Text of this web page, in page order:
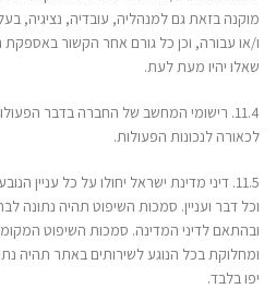
מוקנה בזאת גם למנהליה, עובדיה, נציגיה,
ו/או עבורה, וכן כל גורם אחר הקשור באספקת
שאלו יהיו מעת לעת.
11.4. רישומי המחשב של החברה בדבר
לכאורה לנכונות הפעולות.
11.5. דיני מדינת ישראל יחולו על כל עניין
וכל דבר ועניין. סמכות השיפוט תהיה
ובהתאם לדיני המדינה. סמכות השיפוט
ומחלוקת בכל הנוגע לשירותים באתר תהיה
יפו בלבד.